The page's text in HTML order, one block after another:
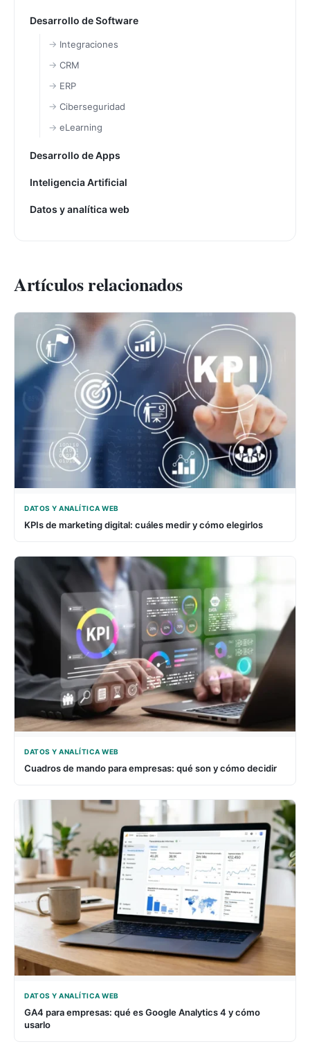
Desarrollo de Software
Integraciones
CRM
ERP
Ciberseguridad
eLearning
Desarrollo de Apps
Inteligencia Artificial
Datos y analítica web
Artículos relacionados
DATOS Y ANALÍTICA WEB
KPIs de marketing digital: cuáles medir y cómo elegirlos
DATOS Y ANALÍTICA WEB
Cuadros de mando para empresas: qué son y cómo decidir
DATOS Y ANALÍTICA WEB
GA4 para empresas: qué es Google Analytics 4 y cómo
usarlo